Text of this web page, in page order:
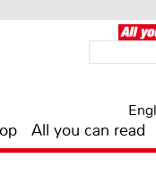
All you can read